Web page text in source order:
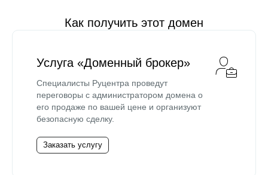
Как получить этот домен
Услуга «Доменный брокер»
Специалисты Руцентра проведут
переговоры с администратором домена о
его продаже по вашей цене и организуют
безопасную сделку.
Заказать услугу